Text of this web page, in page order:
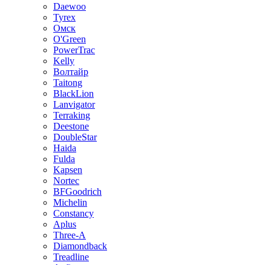
Daewoo
Tyrex
Омск
O'Green
PowerTrac
Kelly
Волтайр
Taitong
BlackLion
Lanvigator
Terraking
Deestone
DoubleStar
Haida
Fulda
Kapsen
Nortec
BFGoodrich
Michelin
Constancy
Aplus
Three-A
Diamondback
Treadline